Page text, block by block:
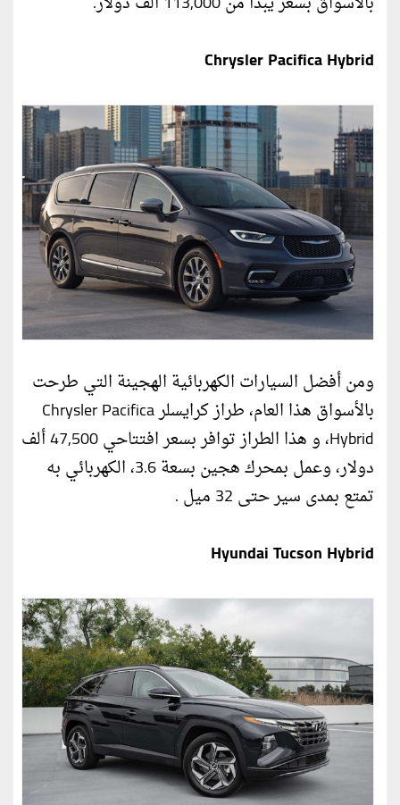
Chrysler Pacifica Hybrid
ومن أفضل السيارات الكهربائية الهجينة التي طرحت
بالأسواق هذا العام، طراز كرايسلر Chrysler Pacifica
Hybrid، و هذا الطراز توافر بسعر افتتاحي 47,500 ألف
دولار، وعمل بمحرك هجين بسعة 3.6، الكهربائي به
تمتع بمدى سير حتى 32 ميل .
Hyundai Tucson Hybrid